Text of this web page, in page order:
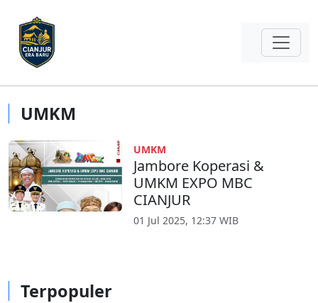
UMKM
UMKM
Jambore Koperasi &
UMKM EXPO MBC
CIANJUR
01 Jul 2025, 12:37 WIB
Terpopuler